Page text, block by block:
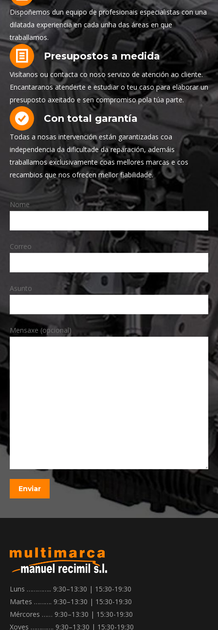
Dispoñemos dun equipo de profesionais especialistas con una
dilatada experiencia en cada unha das áreas en que
traballamos.
Presupostos a medida
Visítanos ou contacta co noso servizo de atención ao cliente.
Encantaranos atenderte e estudiar o teu caso para elaborar un
presuposto axeitado e sen compromiso pola túa parte.
Con total garantía
Todas a nosas intervención están garantizadas coa
independencia da dificultade da reparación, ademáis
traballamos exclusivamente coas mellores marcas e cos
recambios que nos ofrecen mellor fiabilidade.
Nome
Correo
Asunto
Mensaxe (opcional)
Luns ………….. 9:30–13:30 | 15:30-19:30
Martes ………. 9:30–13:30 | 15:30-19:30
Mércores …… 9:30–13:30 | 15:30-19:30
Xoves …………. 9:30–13:30 | 15:30-19:30